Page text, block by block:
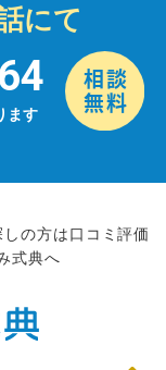
にて
ます
の方は口コミ評価
式典へ